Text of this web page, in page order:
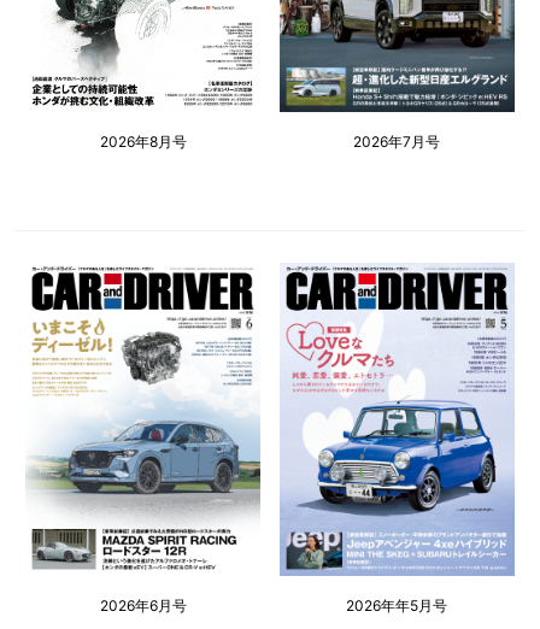
2026年8月号 2026年7月号
2026年6月号 2026年年5月号